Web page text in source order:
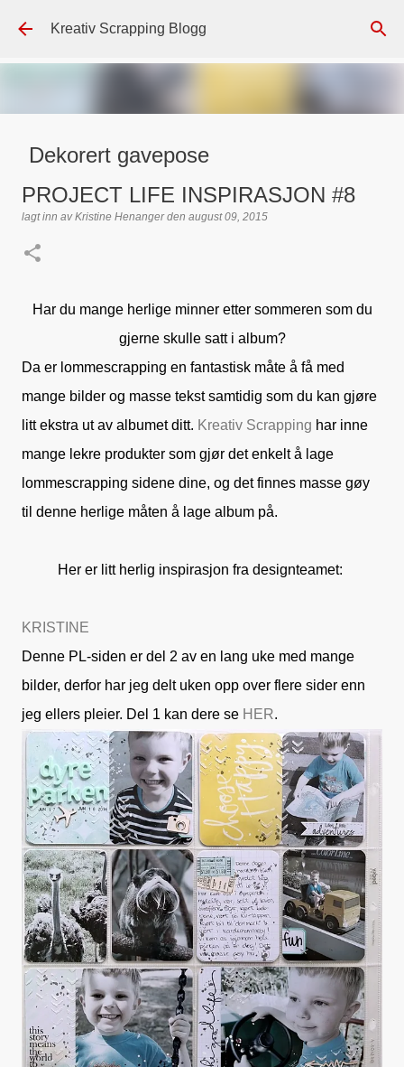
Gå til hovedinnhold
Kreativ Scrapping Blogg
Dekorert gavepose
PROJECT LIFE INSPIRASJON #8
lagt inn avKristine Henanger den august 09, 2015
Har du mange herlige minner etter sommeren som du
gjerne skulle satt i album?
Da er lommescrapping en fantastisk måte å få med
mange bilder og masse tekst samtidig som du kan gjøre
litt ekstra ut av albumet ditt. Kreativ Scrapping har inne
mange lekre produkter som gjør det enkelt å lage
lommescrapping sidene dine, og det finnes masse gøy
til denne herlige måten å lage album på.
Her er litt herlig inspirasjon fra designteamet:
KRISTINE
Denne PL-siden er del 2 av en lang uke med mange
bilder, derfor har jeg delt uken opp over flere sider enn
jeg ellers pleier. Del 1 kan dere se HER.